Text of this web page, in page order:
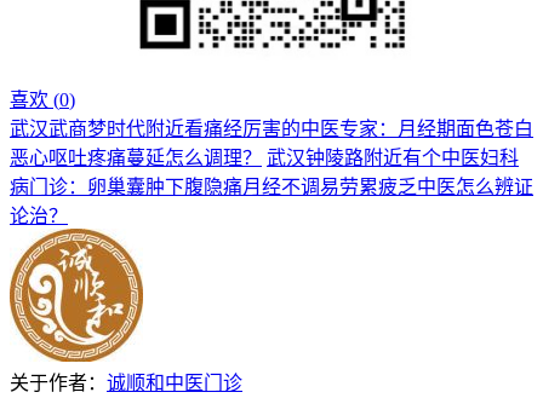
喜欢 (0)
武汉武商梦时代附近看痛经厉害的中医专家：月经期面色苍白
恶心呕吐疼痛蔓延怎么调理？
武汉钟陵路附近有个中医妇科
病门诊：卵巢囊肿下腹隐痛月经不调易劳累疲乏中医怎么辨证
论治？
关于作者： 诚顺和中医门诊